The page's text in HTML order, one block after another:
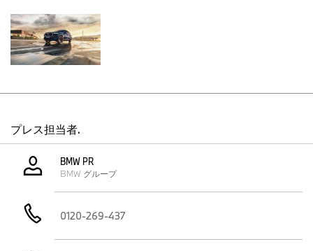
（SAV）コンセプトを持つモデルとして2023年1月に販売を開始し
た。プラグイン・ハイブリッド・システムを持つBMW XM Label
は、システム・トータル最高出力550kW
*
メーカー希望小売価格（消費税込み）
高効率ガソリン・エンジン搭載およびプラグイン・システム・ハイ
プレス担当者.
BMW PR
BMW グループ
0120-269-437